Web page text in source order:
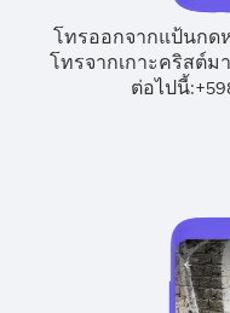
โทรออกจากแป้นกด
โทรจากเกาะคริสต์ม
ต่อไปนี้:+